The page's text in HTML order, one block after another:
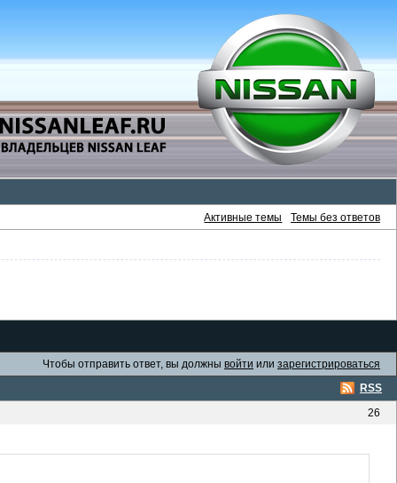
Активные темы Темы без ответов
Чтобы отправить ответ, вы должны войти или зарегистрироваться
RSS
26